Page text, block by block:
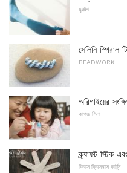
মৃত্শিল্প
সেলিনি স্পিরাল
BEADWORK
অরিগাইয়ের
কাগজ শিলা
ক্র্যাফট স্টিক
কিডস ক্রিসমাস কার্টুন